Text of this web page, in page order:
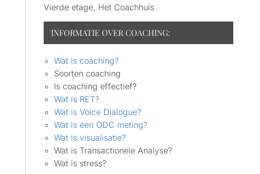
Vierde etage, Het Coachhuis
INFORMATIE OVER COACHING:
Wat is coaching?
Soorten coaching
Is coaching effectief?
Wat is RET?
Wat is Voice Dialogue?
Wat is een ODC meting?
Wat is visualisatie?
Wat is Transactionele Analyse?
Wat is stress?